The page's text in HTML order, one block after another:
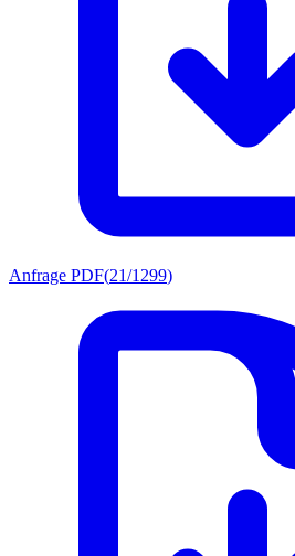
Anfrage PDF(21/1299)